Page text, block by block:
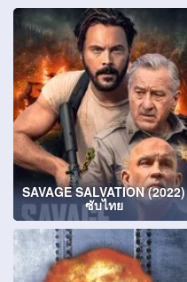
SAVAGE SALVATION (2022)
ซับไทย